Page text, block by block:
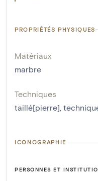
PROPRIÉTÉS PHYSIQUES
Matériaux
marbre
Techniques
taillé[pierre],
ICONOGRAPHIE
PERSONNES ET